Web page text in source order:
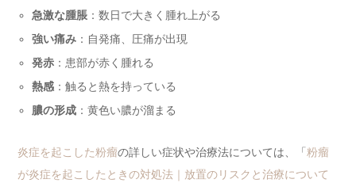
急激な腫脹 ：数日で大きく腫れ上がる
強い痛み ：自発痛、圧痛が出現
発赤 ：患部が赤く腫れる
熱感 ：触ると熱を持っている
膿の形成 ：黄色い膿が溜まる
炎症を起こした粉瘤の詳しい症状や治療法については、「 粉瘤
が炎症を起こしたときの対処法｜放置のリスクと治療について